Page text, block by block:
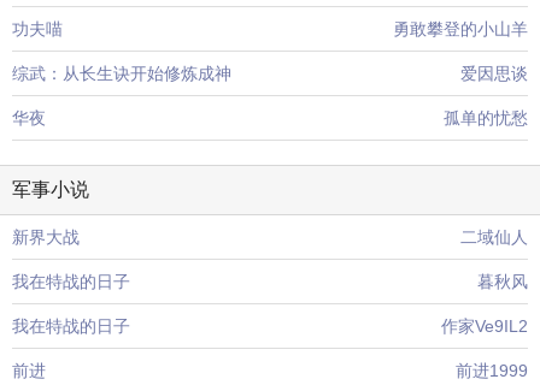
功夫喵 勇敢攀登的小山羊
综武：从长生诀开始修炼成神 爱因思谈
华夜 孤单的忧愁
军事小说
新界大战 二域仙人
我在特战的日子 暮秋风
我在特战的日子 作家Ve9IL2
前进 前进1999